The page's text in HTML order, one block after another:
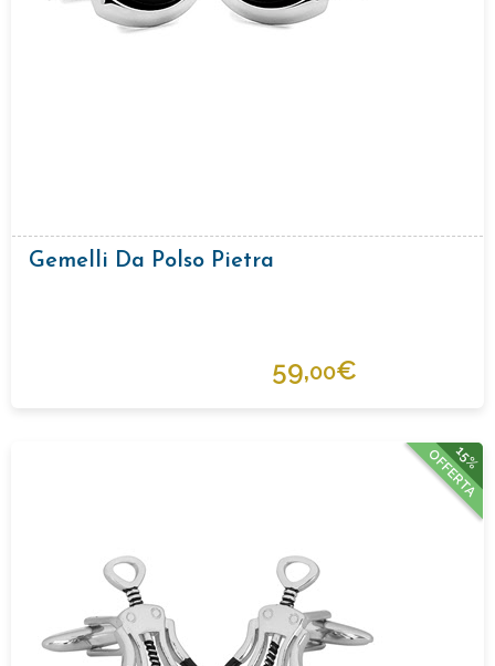
Gemelli Da Polso Pietra
59,00€
15%
OFFERTA